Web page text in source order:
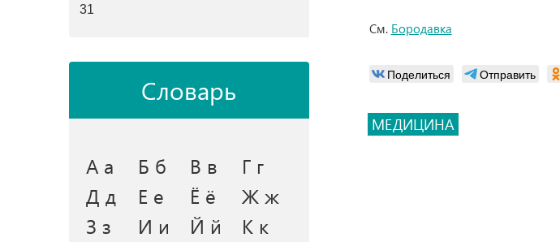
31
Словарь
А а Б б В в
Г г
Д д
Е е Ё ё
Ж ж
З з
И и Й й
К к
См. Бородавка
Поделиться Отправить
МЕДИЦИНА